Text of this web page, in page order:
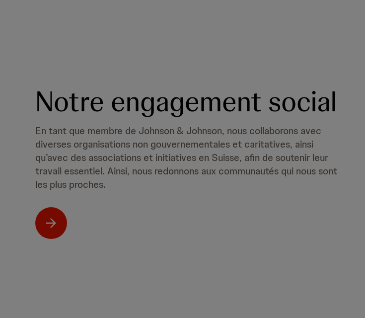
Notre engagement social
En tant que membre de Johnson & Johnson, nous collaborons avec
diverses organisations non gouvernementales et caritatives, ainsi
qu’avec des associations et initiatives en Suisse, afin de soutenir leur
travail essentiel. Ainsi, nous redonnons aux communautés qui nous sont
les plus proches.